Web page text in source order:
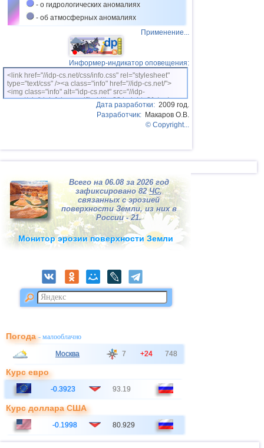
- о гидрологических аномалиях
- об атмосферных аномалиях
Применение...
Информер-индикатор оповещения:
<link href="//idp-cs.net/css/info.css" rel="stylesheet"
type="text/css" /><a class="info" href="//idp-cs.net/">
<img class="info" alt="idp-cs.net" src="//idp-
cs.net/pix/idpinfok_sm.gif" width=88 height=31 /></a>
Дата разработки: 2009 год.
Разработчик: Макаров О.В.
© Copyright...
Всего на 06.08 за 2026 год
зафиксировано 82ЧС,
связанных с эрозией
поверхности Земли, из них в
России - 21.
Монитор эрозии поверхности Земли
Погода- малооблачно
Москва 7 +24 748
Курс евро
-0.3923 93.19
Курс доллара США
-0.1998 80.929